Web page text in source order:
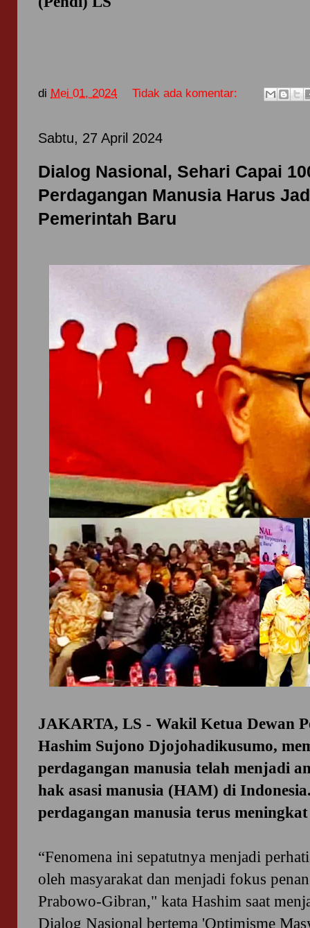
di Mei 01, 2024 Tidak ada komentar:
Sabtu, 27 April 2024
Dialog Nasional, Sehari Capai
Perdagangan Manusia Harus
Pemerintah Baru
JAKARTA, LS - Wakil Ketua Dewan
Hashim Sujono Djojohadikusumo,
perdagangan manusia telah menjadi
hak asasi manusia (HAM) di
perdagangan manusia terus
“Fenomena ini sepatutnya menjadi
oleh masyarakat dan menjadi fokus
Prabowo-Gibran," kata Hashim saat
Dialog Nasional bertema 'Optimisme